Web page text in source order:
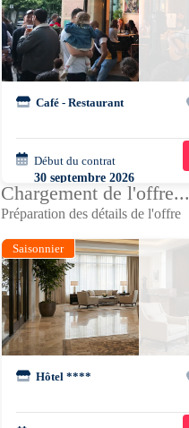
Café - Restaurant
Début du contrat
30 septembre 2026
Chargement de l'offre...
Préparation des détails de l'offre
Saisonnier
Hôtel ****